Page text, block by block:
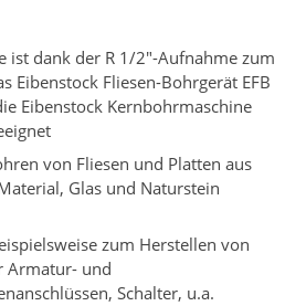
ist dank der R 1/2"-Aufnahme zum
Eibenstock Fliesen-Bohrgerät EFB
Eibenstock Kernbohrmaschine
von Fliesen und Platten aus
Glas und Naturstein
zum Herstellen von
Armatur- und
Schalter, u.a.